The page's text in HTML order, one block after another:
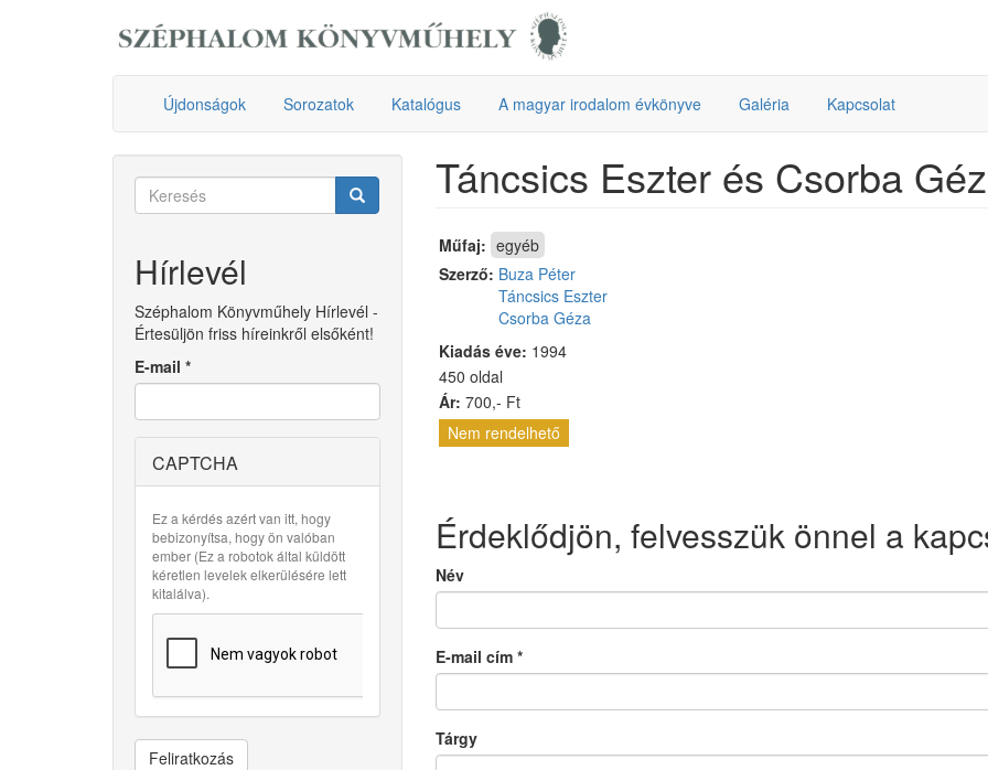
Újdonságok Sorozatok Katalógus A magyar irodalom évkönyve Galéria Kapcsolat
Keresés
Hírlevél
Széphalom Könyvműhely Hírlevél -
Értesüljön friss híreinkről elsőként!
E-mail *
CAPTCHA
Ez a kérdés azért van itt, hogy
bebizonyítsa, hogy ön valóban
ember (Ez a robotok által küldött
kéretlen levelek elkerülésére lett
kitalálva).
Feliratkozás
Táncsics Eszter és Csorba
Műfaj: egyéb
Szerző: Buza Péter
Táncsics Eszter
Csorba Géza
Kiadás éve: 1994
450 oldal
Ár: 700,- Ft
Nem rendelhető
Érdeklődjön, felvesszük önnel a
Név
E-mail cím *
Tárgy